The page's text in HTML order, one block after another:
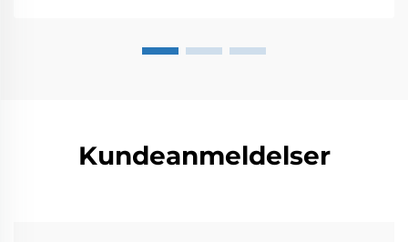
Kundeanmeldelser